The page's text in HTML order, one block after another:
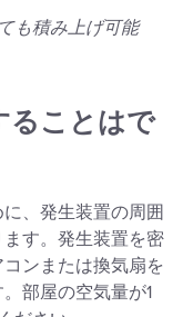
も積み上げ可能
ることはで
、発生装置の周囲
す。発生装置を密
ンまたは換気扇を
部屋の空気量が1